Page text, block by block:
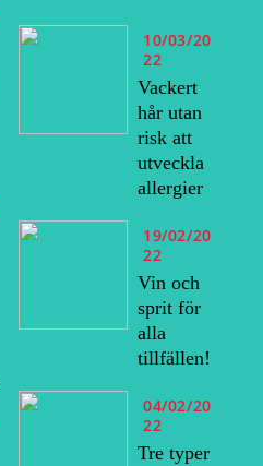
10/03/20
22
Vackert
hår utan
risk att
utveckla
allergier
19/02/20
22
Vin och
sprit för
alla
tillfällen!
04/02/20
22
Tre typer